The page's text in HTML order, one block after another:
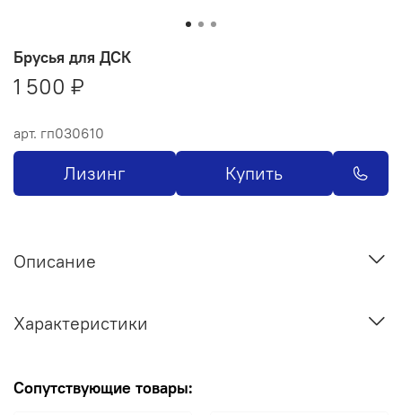
арт. гп030610
Брусья для ДСК
1 500 ₽
Лизинг Купить
Описание
Характеристики
Сопутствующие товары: